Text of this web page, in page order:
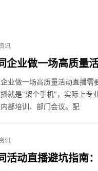
讯
企业做一场高质量
业做一场高质量活动直播
就是"架个手机"，实际上专
部培训、部门会议。配
讯
活动直播避坑指南